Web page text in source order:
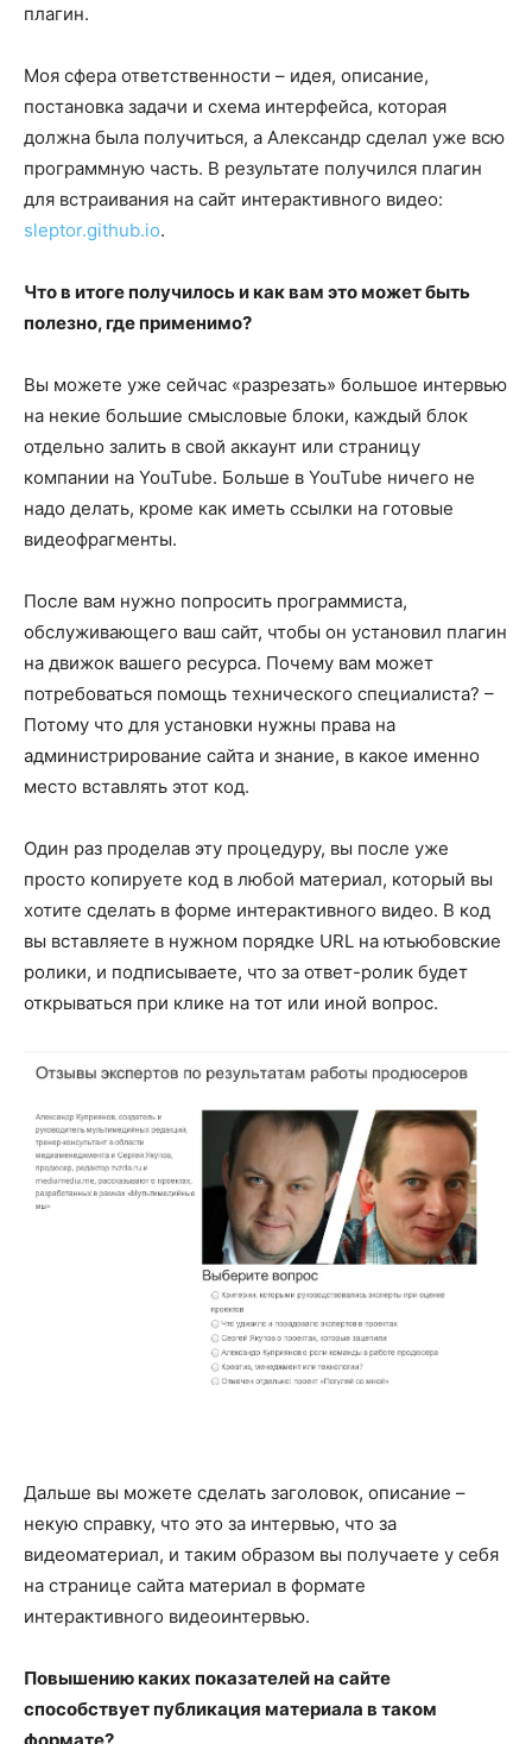
плагин.
Моя сфера ответственности – идея, описание,
постановка задачи и схема интерфейса, которая
должна была получиться, а Александр сделал уже всю
программную часть. В результате получился плагин
для встраивания на сайт интерактивного видео:
sleptor.github.io.
Что в итоге получилось и как вам это может быть
полезно, где применимо?
Вы можете уже сейчас «разрезать» большое интервью
на некие большие смысловые блоки, каждый блок
отдельно залить в свой аккаунт или страницу
компании на YouTube. Больше в YouTube ничего не
надо делать, кроме как иметь ссылки на готовые
видеофрагменты.
После вам нужно попросить программиста,
обслуживающего ваш сайт, чтобы он установил плагин
на движок вашего ресурса. Почему вам может
потребоваться помощь технического специалиста? –
Потому что для установки нужны права на
администрирование сайта и знание, в какое именно
место вставлять этот код.
Один раз проделав эту процедуру, вы после уже
просто копируете код в любой материал, который вы
хотите сделать в форме интерактивного видео. В код
вы вставляете в нужном порядке URL на ютьюбовские
ролики, и подписываете, что за ответ-ролик будет
открываться при клике на тот или иной вопрос.
Дальше вы можете сделать заголовок, описание –
некую справку, что это за интервью, что за
видеоматериал, и таким образом вы получаете у себя
на странице сайта материал в формате
интерактивного видеоинтервью.
Повышению каких показателей на сайте
способствует публикация материала в таком